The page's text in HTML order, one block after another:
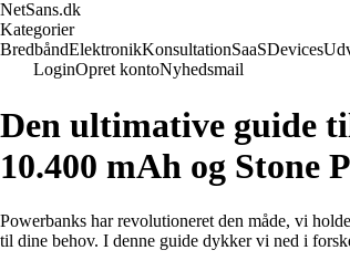
NetSans.dk
Kategorier
BredbåndElektronikKonsultationSaaSDevices
LoginOpret kontoNyhedsmail
Den ultimative guide
10.400 mAh og Stone
Powerbanks har revolutioneret den måde, vi
til dine behov. I denne guide dykker vi ned i